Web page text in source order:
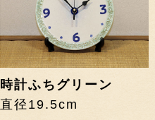
時計ふちグリーン
直径19.5cm